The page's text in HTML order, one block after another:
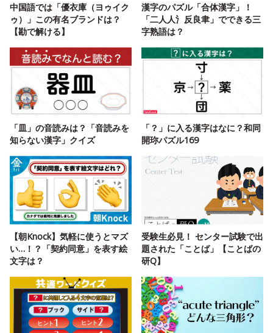
中国語では「優衣庫（ヨゥイク
ゥ）」この有名ブランドは？
【勘で解ける】
漢字のパズル「合体漢字」！
「二人人氵反良聿」でできる三
字熟語は？
「皿」の音読みは？「音読みを
知らない漢字」クイズ
「？」に入る漢字はなに？和同
開珎パズル169
【朝Knock】気軽に使うとマズ
い…！？「契約同意」を表す絵
文字は？
受験生必見！ センター試験で出
題された「ことば」【ことばの
研Q】